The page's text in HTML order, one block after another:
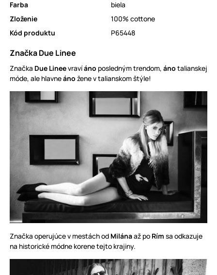
Farba
biela
Zloženie
100% cottone
Kód produktu
P65448
Značka Due Linee
Značka Due Lineevravíáno posledným trendom, áno talianskej
móde, ale hlavneáno žene v talianskom štýle!
Značka operujúce v mestách od Milánaaž po Rím sa odkazuje
na historické módne korene tejto krajiny.